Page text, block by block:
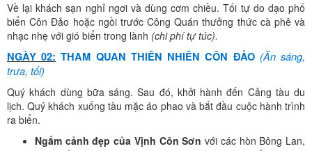
Về lại khách sạn nghỉ ngơi và dùng cơm chiều. Tối tự do dạo phố
biển Côn Đảo hoặc ngồi trước Công Quán thưởng thức cà phê và
nhạc nhẹ với gió biển trong lành (chi phí tự túc).
NGÀY 02: THAM QUAN THIÊN NHIÊN CÔN ĐẢO (Ăn sáng,
trưa, tối)
Quý khách dùng bữa sáng. Sau đó, khởi hành đến Cảng tàu du
lịch. Quý khách xuống tàu mặc áo phao và bắt đầu cuộc hành trình
ra biển.
Ngắm cảnh đẹp của Vịnh Côn Sơn với các hòn Bông Lan,